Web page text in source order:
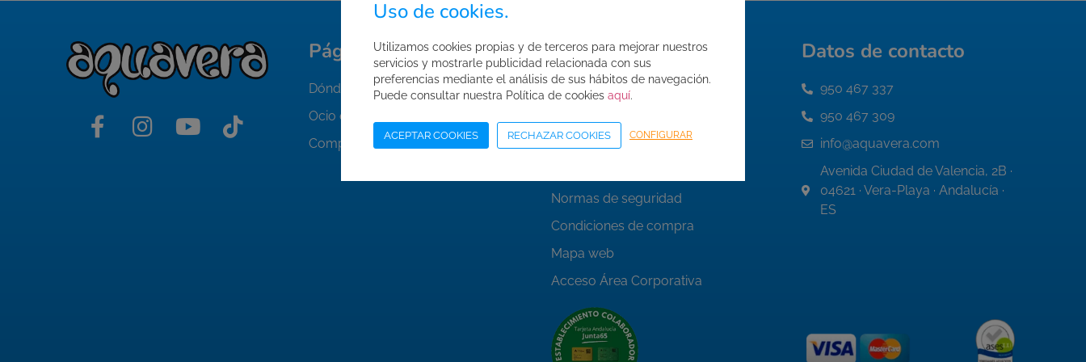
Páginas
Dónde alojarse
Ocio en la zona
Compra tu entrada
Enlaces de interés
Quiénes somos
Trabaja con nosotros
Normas de seguridad
Condiciones de compra
Mapa web
Acceso Área Corporativa
Datos de contacto
950 467 337
950 467 309
info@aquavera.com
Avenida Ciudad de Valencia, 2B ·
04621 · Vera-Playa · Andalucía ·
ES
Uso de cookies.
Utilizamos cookies propias y de terceros para mejorar nuestros
servicios y mostrarle publicidad relacionada con sus
preferencias mediante el análisis de sus hábitos de navegación.
Puede consultar nuestra Política de cookies aquí.
ACEPTAR COOKIES RECHAZAR COOKIES CONFIGURAR